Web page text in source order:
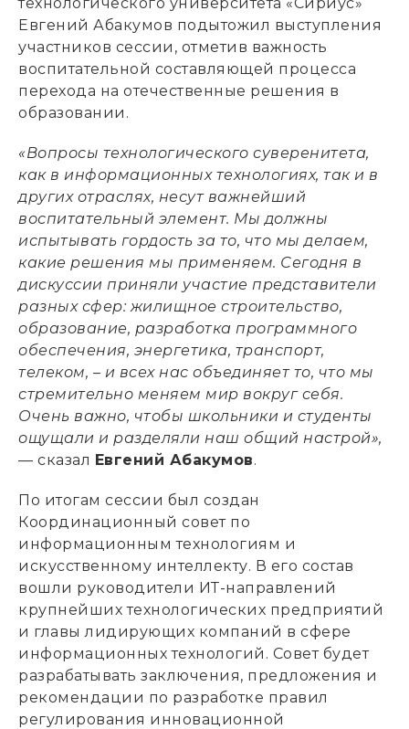
Евгений Абакумов подытожил выступления
участников сессии, отметив важность
воспитательной составляющей процесса
перехода на отечественные решения в
образовании.
«Вопросы технологического суверенитета,
как в информационных технологиях, так и в
других отраслях, несут важнейший
воспитательный элемент. Мы должны
испытывать гордость за то, что мы делаем,
какие решения мы применяем. Сегодня в
дискуссии приняли участие представители
разных сфер: жилищное строительство,
образование, разработка программного
обеспечения, энергетика, транспорт,
телеком, – и всех нас объединяет то, что мы
стремительно меняем мир вокруг себя.
Очень важно, чтобы школьники и студенты
ощущали и разделяли наш общий настрой»,
— сказал Евгений Абакумов.
По итогам сессии был создан
Координационный совет по
информационным технологиям и
искусственному интеллекту. В его состав
вошли руководители ИТ-направлений
крупнейших технологических предприятий
и главы лидирующих компаний в сфере
информационных технологий. Совет будет
разрабатывать заключения, предложения и
рекомендации по разработке правил
регулирования инновационной